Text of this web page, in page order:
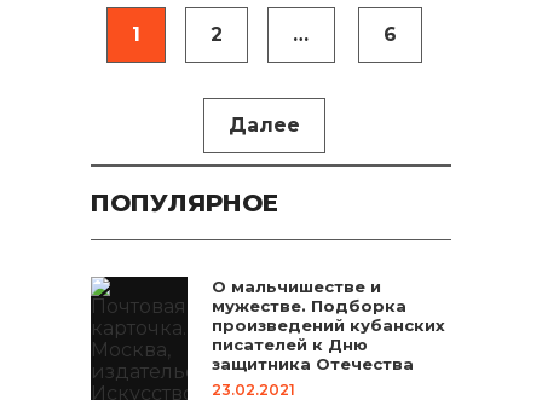
Навигация
по
записям
1 2 … 6
Далее
ПОПУЛЯРНОЕ
О мальчишестве и
мужестве. Подборка
произведений кубанских
писателей к Дню
защитника Отечества
23.02.2021